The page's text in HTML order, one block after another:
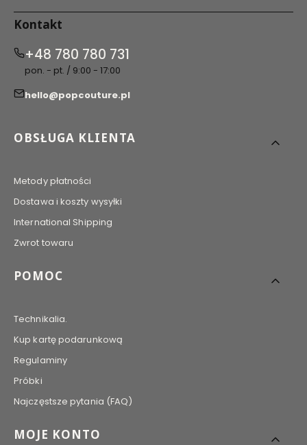
Kontakt
+48 780 780 731
pon. - pt. / 9:00 - 17:00
hello@popcouture.pl
Linki w stopce
OBSŁUGA KLIENTA
Metody płatności
Dostawa i koszty wysyłki
International Shipping
Zwrot towaru
POMOC
Technikalia.
Kup kartę podarunkową
Regulaminy
Próbki
Najczęstsze pytania (FAQ)
MOJE KONTO